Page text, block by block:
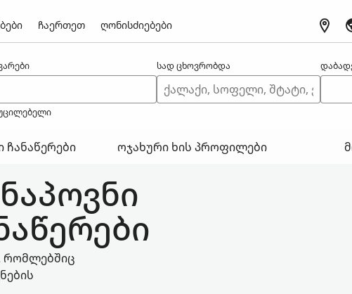
ჩაერთეთ ღონისძიებები
სად ცხოვრობდა
ოჯახური ხის პროფილები
რომლებშიც